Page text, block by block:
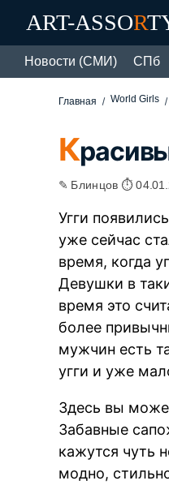
ART-ASSOR
Новости (СМИ) СПб
Главная World Girls
К
✎ Блинцов ⏱
Угги
уже сейчас
время, когда
Девушки в
время это
более
мужчин есть
угги и уже
Здесь вы
Забавные
кажутся чуть
модно,